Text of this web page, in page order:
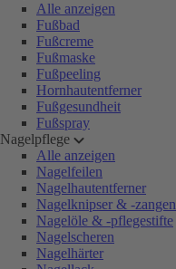
Alle anzeigen
Fußbad
Fußcreme
Fußmaske
Fußpeeling
Hornhautentferner
Fußgesundheit
Fußspray
Nagelpflege
Alle anzeigen
Nagelfeilen
Nagelhautentferner
Nagelknipser & -zangen
Nagelöle & -pflegestifte
Nagelscheren
Nagelhärter